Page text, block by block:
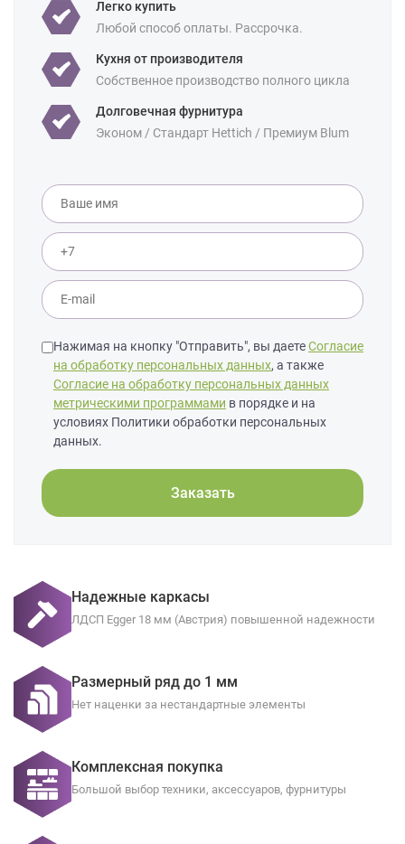
Площадь: 18 кв м
фасаду:
Легко купить
Любой способ оплаты. Рассрочка.
Кухня от производителя
Собственное производство полного цикла
Долговечная фурнитура
Эконом / Стандарт Hettich / Премиум Blum
Нажимая на кнопку "Отправить", вы даетеСогласие
на обработку персональных данных, а также
Согласие на обработку персональных данных
метрическими программами в порядке и на
условиях Политики обработки персональных
данных.
Заказать
Надежные каркасы
ЛДСП Egger 18 мм (Австрия) повышенной надежности
Размерный ряд до 1 мм
Нет наценки за нестандартные элементы
Комплексная покупка
Большой выбор техники, аксессуаров, фурнитуры